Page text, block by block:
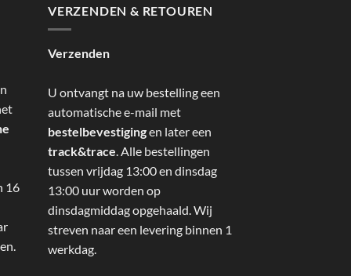
16
VERZENDEN & RETOUREN
Verzenden
U ontvangt na uw bestelling een
automatische e-mail met
bestelbevestigingen later een
track&trace. Alle bestellingen
tussen vrijdag 13:00 en dinsdag
13:00 uur worden op
dinsdagmiddag opgehaald. Wij
streven naar een levering binnen 1
werkdag.